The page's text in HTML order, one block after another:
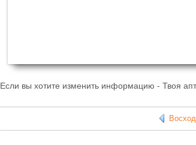
Если вы хотите изменить информацию - Твоя